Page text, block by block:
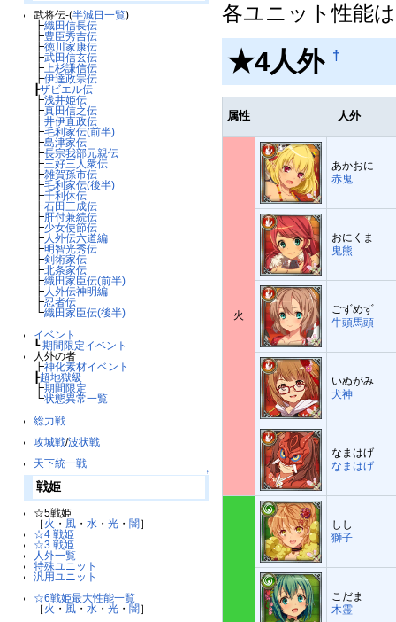
武将伝-(半減日一覧)
┣織田信長伝
┣豊臣秀吉伝
┣徳川家康伝
┣武田信玄伝
┣ 上杉謙信伝
┣伊達政宗伝
┣ザビエル伝
┣浅井姫伝
┣真田信之伝
┣井伊直政伝
┣毛利家伝(前半)
┣島津家伝
┣長宗我部元親伝
┣三好三人衆伝
┣雑賀孫市伝
┣毛利家伝(後半)
┣千利休伝
┣石田三成伝
┣肝付兼続伝
┣少女使節伝
┣ 人外伝六道編
┣明智光秀伝
┣剣術家伝
┣北条家伝
┣織田家臣伝(前半)
┣ 人外伝神明編
┣忍者伝
┗織田家臣伝(後半)
イベント
┗期間限定イベント
人外の者
┣神化素材イベント
┣超地獄級
┣期間限定
┗状態異常一覧
総力戦
攻城戦/波状戦
天下統一戦
↑
戦姫
☆5戦姫
［ 火 ・ 風 ・水 ・光 ・闇］
☆4 戦姫
☆3 戦姫
人外一覧
特殊ユニット
汎用ユニット
☆6戦姫最大性能一覧
［ 火 ・ 風 ・水 ・光 ・闇］
各ユニット性能
★4人外 †
属性 人外
火
あかおに
赤鬼
おにくま
鬼熊
ごずめず
牛頭馬頭
いぬがみ
犬神
なまはげ
なまはげ
しし
獅子
こだま
木霊